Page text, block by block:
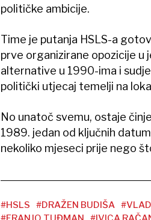
političke ambicije.
Time je putanja HSLS-a
prve organizirane opozicije u
alternative u 1990-ima i
politički utjecaj temelji na
No unatoč svemu, ostaje
1989. jedan od ključnih
nekoliko mjeseci prije nego
#HSLS #DRAŽEN BUDIŠA